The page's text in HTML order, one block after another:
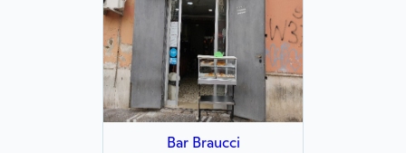
Bar Braucci